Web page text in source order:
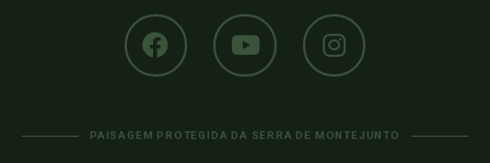
PAISAGEM PROTEGIDA DA SERRA DE MONTEJUNTO